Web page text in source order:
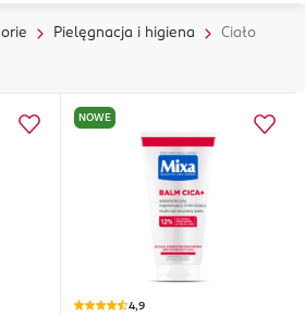
Pielęgnacja i higiena Ciało
NOWE
4,9